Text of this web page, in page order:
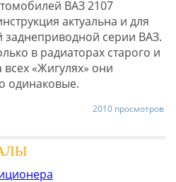
ВАЗ 2107
актуальна и для
заднеприводной серии ВАЗ.
в радиаторах старого и
«Жигулях» они
одинаковые.
2010 просмотров